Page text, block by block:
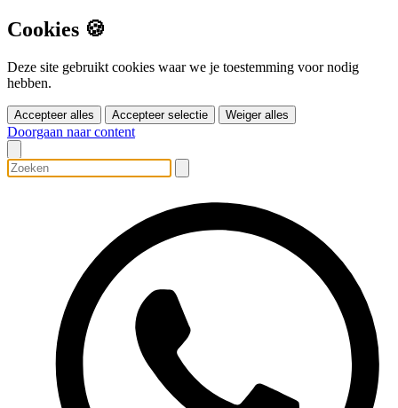
Cookies 🍪
Deze site gebruikt cookies waar we je toestemming voor nodig
hebben.
Accepteer alles Accepteer selectie Weiger alles
Doorgaan naar content